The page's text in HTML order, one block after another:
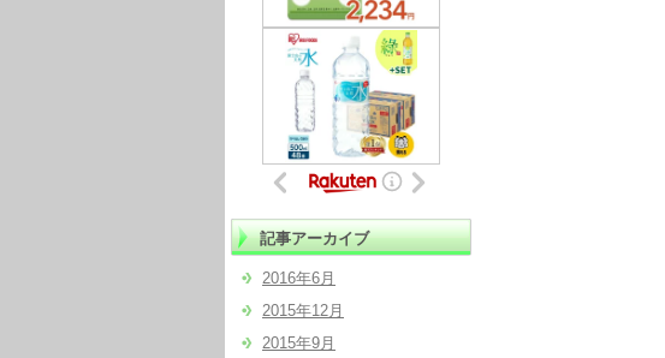
記事アーカイブ
2016年6月
2015年12月
2015年9月